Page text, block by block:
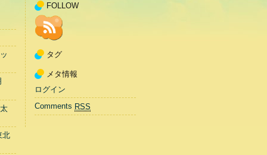
北
FOLLOW
タグ
メタ情報
ログイン
Comments RSS